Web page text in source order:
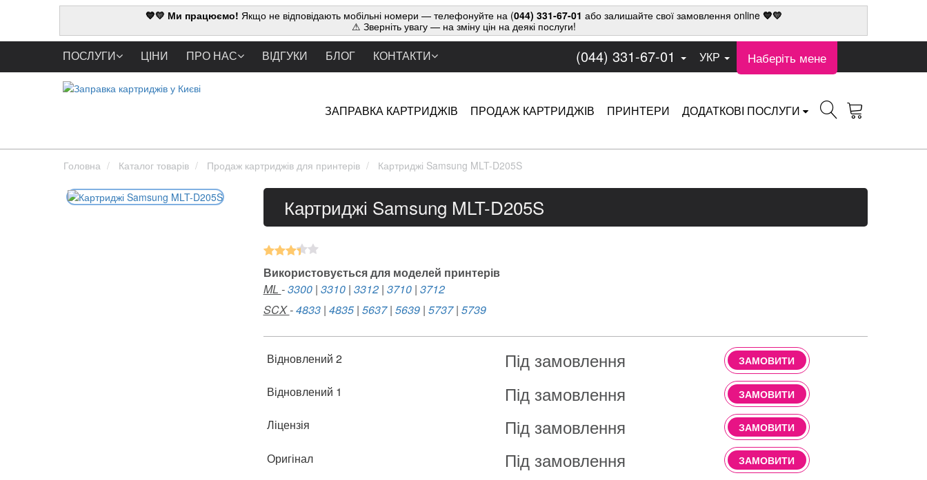
💙💛 Ми працюємо! Якщо не відповідають мобільні номери — телефонуйте на (044) 331-67-01 або залишайте свої замовлення online💙💛
⚠ Зверніть увагу — на зміну цін на деякі послуги!
ПОСЛУГИ ЦІНИ ПРО НАС ВІДГУКИ БЛОГ КОНТАКТИ (044) 331-67-01 УКР Наберіть мене
ЗАПРАВКА КАРТРИДЖІВ ПРОДАЖ КАРТРИДЖІВ ПРИНТЕРИ ДОДАТКОВІ ПОСЛУГИ
Головна Каталог товарів Продаж картриджів для принтерів Картриджі Samsung MLT-D205S
Картриджі Samsung MLT-D205S
Використовується для моделей принтерів
ML -3300| 3310| 3312| 3710| 3712
SCX-4833| 4835| 5637| 5639| 5737| 5739
Відновлений 2 Під замовлення ЗАМОВИТИ
Відновлений 1 Під замовлення ЗАМОВИТИ
Ліцензія Під замовлення ЗАМОВИТИ
Оригінал Під замовлення ЗАМОВИТИ